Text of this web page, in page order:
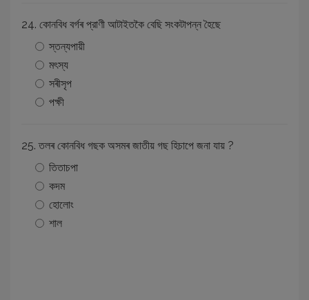
24. কোনবিধ বৰ্গৰ প্রাণী আটাইতকৈ বেছি সংকটাপন্ন হৈছে
স্তন্যপায়ী
মৎস্য
সৰীসৃপ
পক্ষী
25. তলৰ কোনবিধ গছক অসমৰ জাতীয় গছ হিচাপে জনা যায় ?
তিতাচপা
কদম
হোলোং
শাল